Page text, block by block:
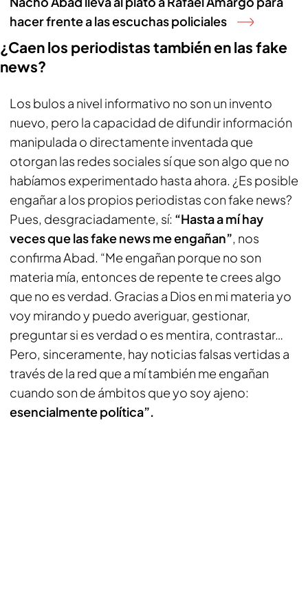
hacer frente a las escuchas policiales
¿Caen los periodistas también en lasfake
news?
Los bulos a nivel informativo no son un invento
nuevo, pero la capacidad de difundir información
manipulada o directamente inventada que
otorgan las redes sociales sí que son algo que no
habíamos experimentado hasta ahora. ¿Es posible
engañar a los propios periodistas confake news?
Pues, desgraciadamente, sí: “Hasta a mí hay
veces que las fake news me engañan”, nos
confirma Abad. “Me engañan porque no son
materia mía, entonces de repente te crees algo
que no es verdad. Gracias a Dios en mi materia yo
voy mirando y puedo averiguar, gestionar,
preguntar si es verdad o es mentira, contrastar…
Pero, sinceramente, hay noticias falsas vertidas a
través de la red que a mí también me engañan
cuando son de ámbitos que yo soy ajeno:
esencialmente política”.